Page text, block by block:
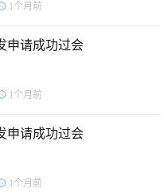
1个月前
申请成功过会
1个月前
申请成功过会
1个月前